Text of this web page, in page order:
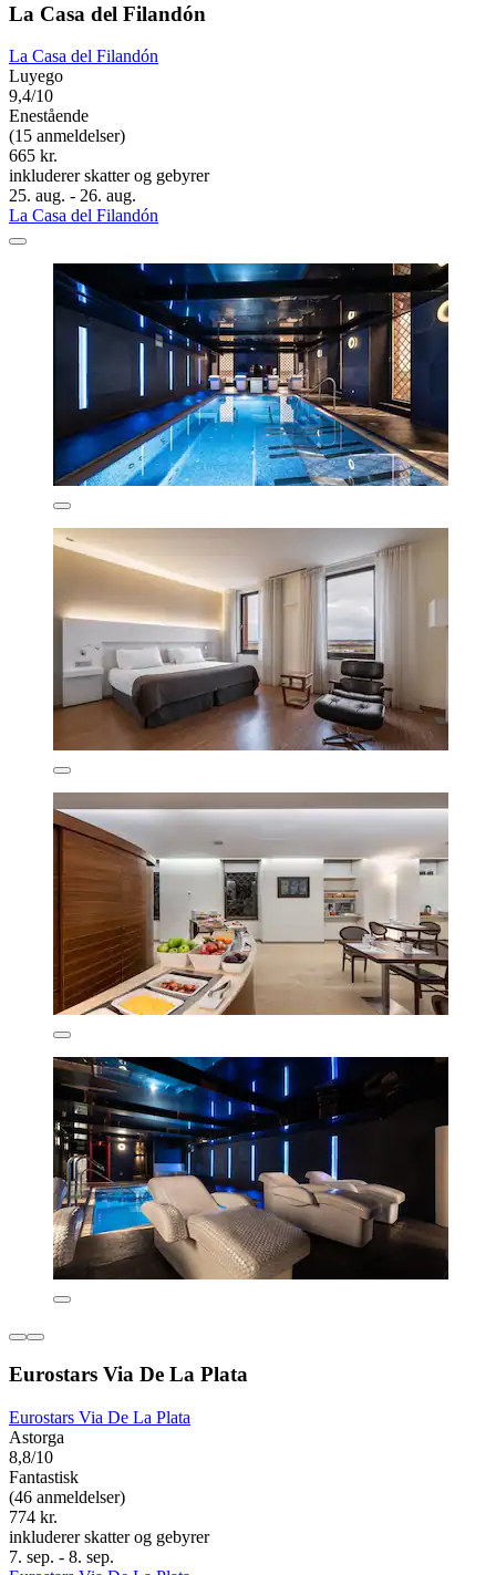
La Casa del Filandón
La Casa del Filandón
Luyego
9,4/10
Enestående
(15 anmeldelser)
665 kr.
inkluderer skatter og gebyrer
25. aug. - 26. aug.
La Casa del Filandón
Eurostars Via De La Plata
Eurostars Via De La Plata
Astorga
8,8/10
Fantastisk
(46 anmeldelser)
774 kr.
inkluderer skatter og gebyrer
7. sep. - 8. sep.